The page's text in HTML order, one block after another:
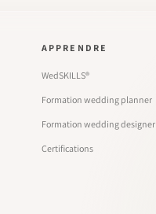
APPRENDRE
WedSKILLS®
Formation wedding planner
Formation wedding designer
Certifications